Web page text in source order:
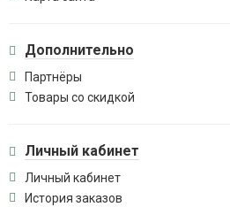
Дополнительно
Партнёры
Товары со скидкой
Личный кабинет
Личный кабинет
История заказов